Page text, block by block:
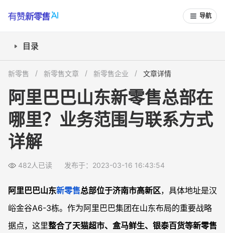
导航
目录
在山东新零售总部能找到哪些就业机会？
常见问题
阿里巴巴山东总部和杭州总部有什么区别？
去山东新零售总部参观需要准备什么？
中小商家如何获得山东新零售总部的支持？
新零售 新零售文章 新零售企业 文章详情
阿里巴巴山东新零售总部在
哪里？业务范围与联系方式
详解
482人已读 发布于：2023-03-16 16:43:54
阿里巴巴山东新零售总部位于济南市高新区，具体地址是汉
峪金谷A6-3栋。作为阿里巴巴集团在山东布局的重要战略
据点，这里整合了天猫超市、盒马鲜生、银泰百货等新零售